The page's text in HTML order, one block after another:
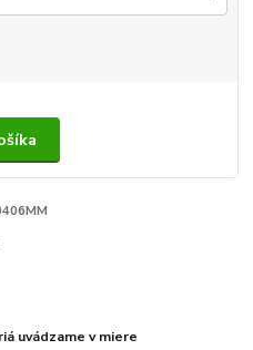
uvádzame v miere